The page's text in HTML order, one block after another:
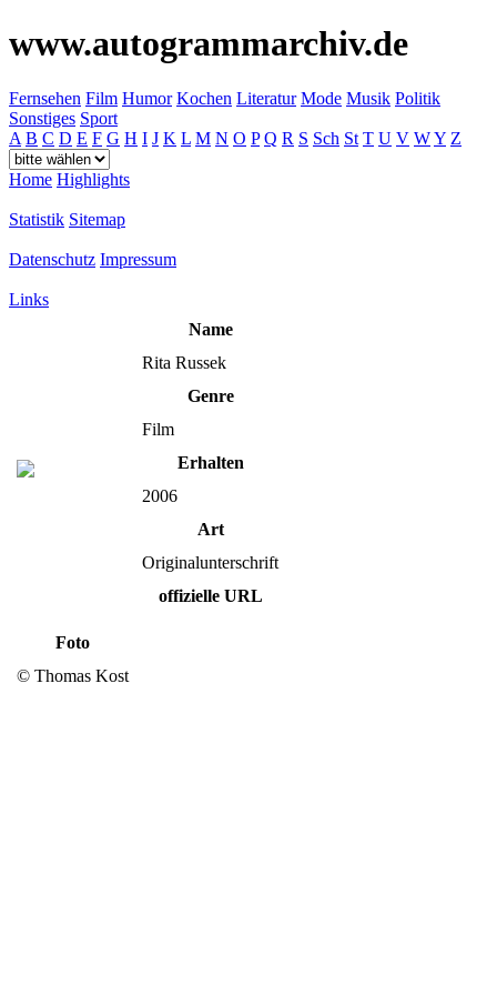
www.autogrammarchiv.de
Fernsehen Film Humor Kochen Literatur Mode Musik Politik
Sonstiges Sport
A B C D E F G H I J K L M N O P Q R S Sch St T U V WY Z
Home Highlights
Statistik Sitemap
Datenschutz Impressum
Links
Name
Rita Russek
Genre
Film
Erhalten
2006
Art
Originalunterschrift
offizielle URL
Foto
© Thomas Kost